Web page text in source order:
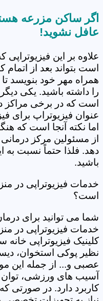
اگر ساکن مزرعه
عافل نشوید!
علاوه بر این
است بتواند بعد از اتمام
همراه مهر خود بنویسد
را داشته باشید. یکی
است که در برخی مراکز
عنوان فیزیوتراپ برای
اما نکته آنجا است که
از مسئولین مرکز
دهد. فلذا حتماً نسبت به
باشید.
خدمات فیزیوتراپی در
است؟
شما می توانید برای
خدمات فیزیوتراپی در
کلینیک فیزیوتراپی
نظیر پوکی استخوان،
عصبی و... از جمله این
آسیب های ورزشی، توان
کاربرد دارد. در صورتی